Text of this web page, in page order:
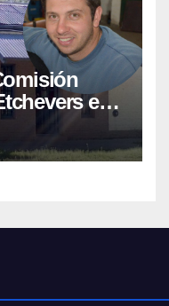
es
la entidad